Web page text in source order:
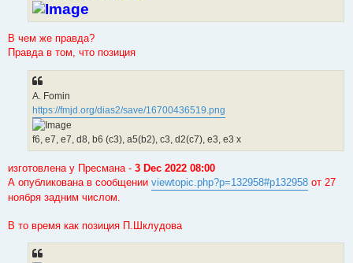
В чем же правда?
Правда в том, что позиция
A. Fomin
https://fmjd.org/dias2/save/16700436519.png
f6, e7, e7, d8, b6 (c3), a5(b2), c3, d2(c7), e3, e3 x
изготовлена у Пресмана - 3 Dec 2022 08:00
А опубликована в сообщении viewtopic.php?p=132958#p132958 от 27
ноября задним числом.
В то время как позиция П.Шклудова